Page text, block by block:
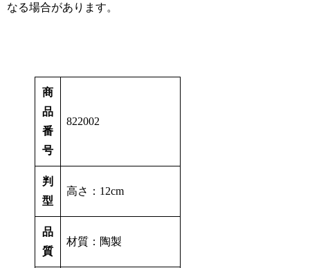
なる場合があります。
商
品
番
号
822002
判
型
高さ：12cm
品
質
材質：陶製